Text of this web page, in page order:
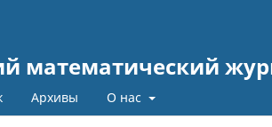
математический
Архивы О нас